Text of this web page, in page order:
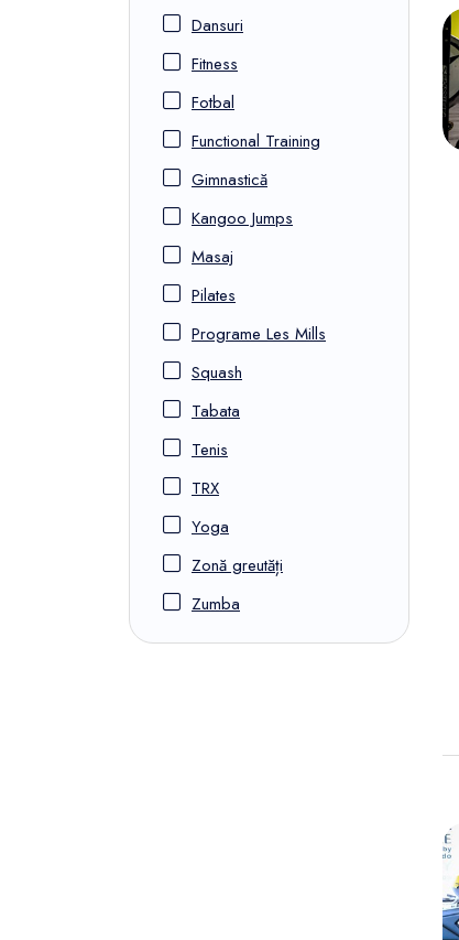
Dansuri
Fitness
Fotbal
Functional Training
Gimnastică
Kangoo Jumps
Masaj
Pilates
Programe Les Mills
Squash
Tabata
Tenis
TRX
Yoga
Zonă greutăți
Zumba